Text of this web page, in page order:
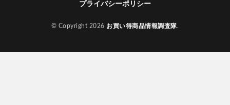
プライバシーポリシー
© Copyright 2026 お買い得商品情報調査隊.